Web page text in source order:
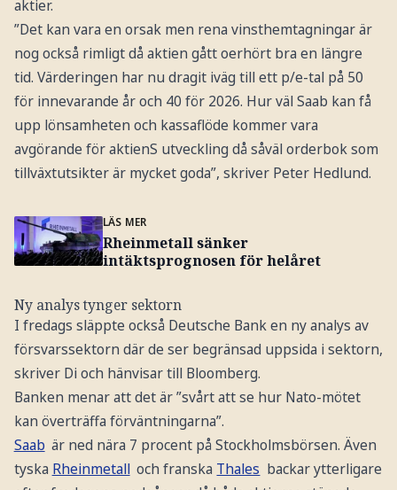
aktier.
”Det kan vara en orsak men rena vinsthemtagningar är
nog också rimligt då aktien gått oerhört bra en längre
tid. Värderingen har nu dragit iväg till ett p/e-tal på 50
för innevarande år och 40 för 2026. Hur väl Saab kan få
upp lönsamheten och kassaflöde kommer vara
avgörande för aktienS utveckling då såväl orderbok som
tillväxtutsikter är mycket goda”, skriver Peter Hedlund.
LÄS MER
Rheinmetall sänker
intäktsprognosen för helåret
Ny analys tynger sektorn
I fredags släppte också Deutsche Bank en ny analys av
försvarssektorn där de ser begränsad uppsida i sektorn,
skriver Di och hänvisar till Bloomberg.
Banken menar att det är ”svårt att se hur Nato-mötet
kan överträffa förväntningarna”.
Saab är ned nära 7 procent på Stockholmsbörsen. Även
tyska Rheinmetall och franska Thales backar ytterligare